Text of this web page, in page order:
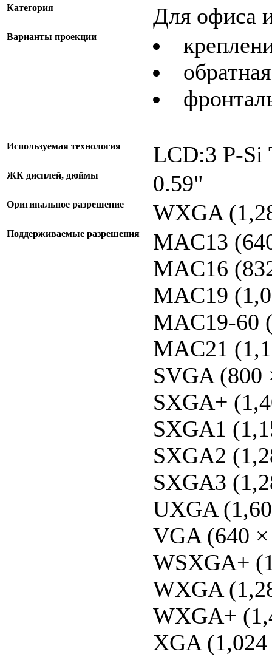
Категория Для офиса
Варианты проекции
обратная
Используемая технология LCD:3 P-Si
ЖК дисплей, дюймы 0.59"
Оригинальное разрешение WXGA
Поддерживаемые разрешения
MAC13
MAC16
MAC19
MAC19-60
MAC21
SVGA (800
SXGA+
SXGA1
SXGA2
SXGA3
UXGA
VGA (640
WSXGA+
WXGA
WXGA+
XGA